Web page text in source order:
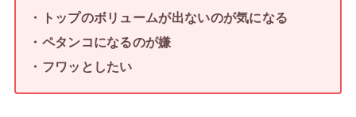
・トップのボリュームが出ないのが気になる
・ペタンコになるのが嫌
・フワッとしたい